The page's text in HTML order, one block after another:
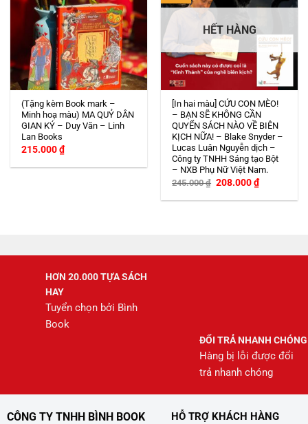
(Tặng kèm Book mark –
Minh hoạ màu) MA QUỶ DÂN
GIAN KÝ – Duy Văn – Linh
Lan Books
215.000₫
HẾT HÀNG
[In hai màu] CỨU CON MÈO!
– BẠN SẼ KHÔNG CẦN
QUYỂN SÁCH NÀO VỀ BIÊN
KỊCH NỮA! – Blake Snyder –
Lucas Luân Nguyễn dịch –
Công ty TNHH Sáng tạo Bột
– NXB Phụ Nữ Việt Nam.
245.000₫ Giá
là:
208.000₫Giá
hiện
tại
HƠN 20.000 TỰA SÁCH
HAY
Tuyển chọn bởi Bình
Book
ĐỔI TRẢ NHANH CHÓNG
Hàng bị lỗi được đổi
trả nhanh chóng
CÔNG TY TNHH BÌNH BOOK
HỖ TRỢ KHÁCH HÀNG